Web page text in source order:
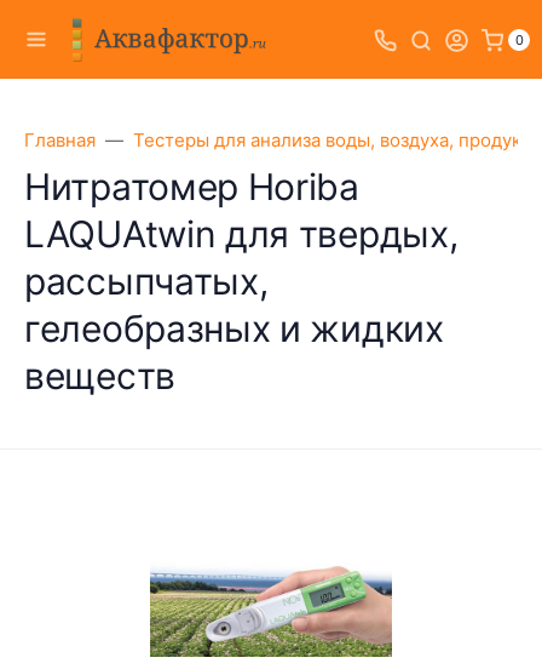
0
Главная Тестеры для анализа воды, воздуха,
Нитратомер Horiba
LAQUAtwin для твердых,
рассыпчатых,
гелеобразных и жидких
веществ